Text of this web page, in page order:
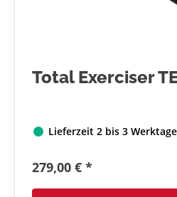
Total Exerciser
Lieferzeit 2 bis 3
279,00 € *